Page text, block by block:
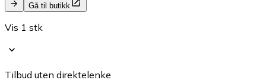
Gå til butikk
Vis 1 stk
Tilbud uten direktelenke